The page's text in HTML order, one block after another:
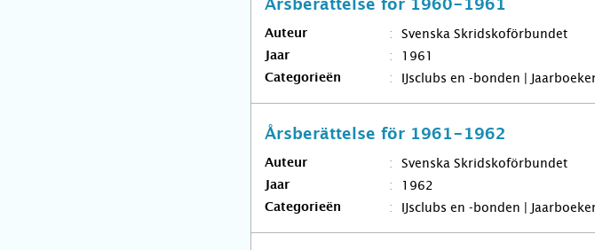
Årsberättelse för 1960-1961
Auteur Svenska Skridskoförbundet
Jaar 1961
Categorieën IJsclubs en -bonden |
Årsberättelse för 1961-1962
Auteur Svenska Skridskoförbundet
Jaar 1962
Categorieën IJsclubs en -bonden |